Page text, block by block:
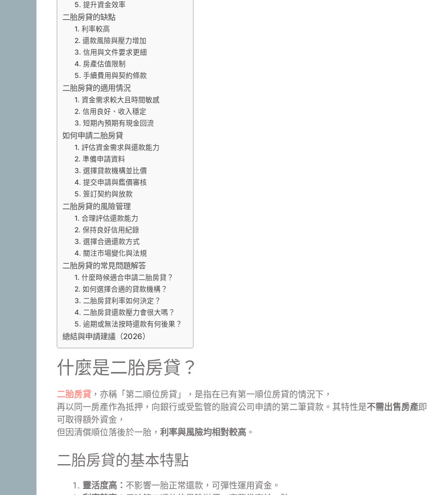
5. 提升資金效率
二胎房貸的缺點
1. 利率較高
2. 還款風險與壓力增加
3. 信用與文件要求更細
4. 房產估值限制
5. 手續費用與契約條款
二胎房貸的適用情況
1. 資金需求較大且時間敏感
2. 信用良好、收入穩定
3. 短期內預期有現金回流
如何申請二胎房貸
1. 評估資金需求與還款能力
2. 準備申請資料
3. 選擇貸款機構並比價
4. 提交申請與鑑價審核
5. 簽訂契約與放款
二胎房貸的風險管理
1. 合理評估還款能力
2. 保持良好信用紀錄
3. 選擇合適還款方式
4. 關注市場變化與法規
二胎房貸的常見問題解答
1. 什麼時候適合申請二胎房貸？
2. 如何選擇合適的貸款機構？
3. 二胎房貸利率如何決定？
4. 二胎房貸還款壓力會很大嗎？
5. 逾期或無法按時還款有何後果？
總結與申請建議（2026）
什麼是二胎房貸？
二胎房貸 ，亦稱「第二順位房貸」，是指在已有第一順位房貸的情況下，
再以同一房產作為抵押，向銀行或受監管的融資公司申請的第二筆貸款。其特性是不需出售房產即
可取得額外資金，
但因清償順位落後於一胎， 利率與風險均相對較高 。
二胎房貸的基本特點
靈活度高： 不影響一胎正常還款，可彈性運用資金。